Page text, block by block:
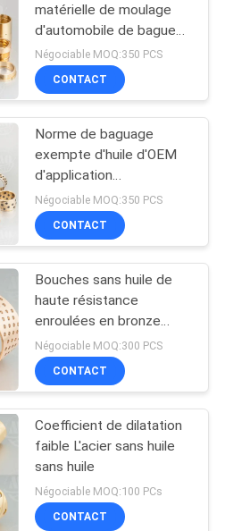
bloc de
de
de frein
32
frein
29
matérielle de moulage
d'automobile de bague
en bronze
Négociable MOQ:350 PCS
CONTACT
Norme de baguage
exempte d'huile d'OEM
d'application
d'automobile de dureté
élevée
Négociable MOQ:350 PCS
CONTACT
Bouches sans huile de
haute résistance
enroulées en bronze
Bouches en acier
supporté
Négociable MOQ:300 PCS
CONTACT
Coefficient de dilatation
faible L'acier sans huile
sans huile
Négociable MOQ:100 PCs
CONTACT